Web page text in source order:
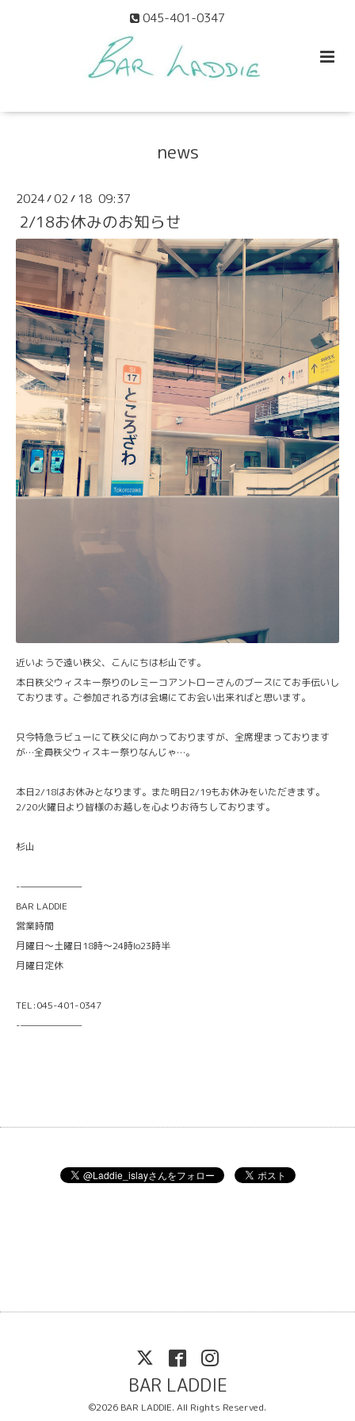
045-401-0347
news
2024/02 / 18 09:37
2/18お休みのお知らせ
近いようで遠い秩父、こんにちは杉山です。
本日秩父ウィスキー祭りのレミーコアントローさんのブースにてお手伝いし
ております。ご参加される方は会場にてお会い出来ればと思います。
只今特急ラビューにて秩父に向かっておりますが、全席埋まっております
が…全員秩父ウィスキー祭りなんじゃ…。
本日2/18はお休みとなります。また明日2/19もお休みをいただきます。
2/20火曜日より皆様のお越しを心よりお待ちしております。
杉山
-———————
BAR LADDIE
営業時間
月曜日〜土曜日18時〜24時lo23時半
月曜日定休
TEL:045-401-0347
-———————
BAR LADDIE
©2026 BAR LADDIE. All Rights Reserved.